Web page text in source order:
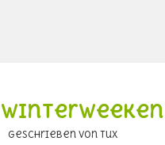
geschrieben von Tux